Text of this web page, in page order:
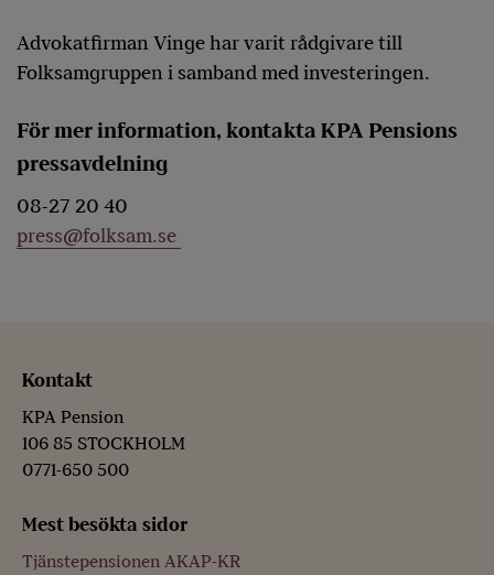
Advokatfirman Vinge har varit rådgivare till
Folksamgruppen i samband med investeringen.
För mer information, kontakta KPA Pensions
pressavdelning
08-27 20 40
press@folksam.se
Kontakt
KPA Pension
106 85 STOCKHOLM
0771-650 500
Mest besökta sidor
Tjänstepensionen AKAP-KR